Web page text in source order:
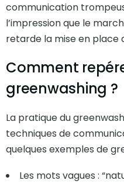
communication
l’impression que le
retarde la mise en place
Comment
greenwashing ?
La pratique du
techniques de
quelques exemples de
Les mots vagues :